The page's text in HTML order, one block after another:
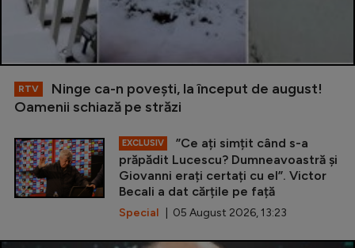
RTV
Ninge ca-n povești, la început de august!
Oamenii schiază pe străzi
EXCLUSIV
”Ce ați simțit când s-a
prăpădit Lucescu? Dumneavoastră și
Giovanni erați certați cu el”. Victor
Becali a dat cărțile pe față
Special | 05 August 2026, 13:23